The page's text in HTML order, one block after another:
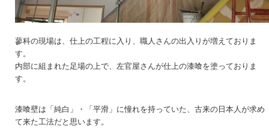
蓼科の現場は、仕上の工程に入り、職人さんの出入りが増えておりま
す。
内部に組まれた足場の上で、左官屋さんが仕上の漆喰を塗っておりま
す。
漆喰壁は「純白」・「平滑」に憧れを持っていた、古来の日本人が求め
て来た工法だと思います。